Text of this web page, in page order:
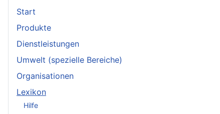
Start
Produkte
Dienstleistungen
Umwelt (spezielle Bereiche)
Organisationen
Lexikon
Hilfe